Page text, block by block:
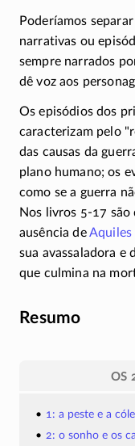
Poderíamos
narrativas ou
sempre narrados
dê voz aos
Os episódios dos
caracterizam pelo
das causas da
plano humano; os
como se a guerra
Nos livros 5-17 são
ausência deAquiles
sua avassaladora e
que culmina na
Resumo
OS
1: a peste e a
2: o sonho e os